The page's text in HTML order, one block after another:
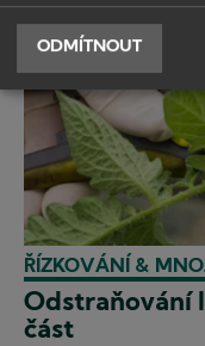
ŘÍZKOVÁNÍ &
Odstraňování
část
ODMÍTNOUT